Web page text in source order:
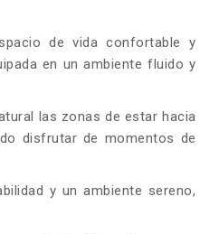
de vida confortable y
en un ambiente fluido y
las zonas de estar hacia
disfrutar de momentos de
y un ambiente sereno,